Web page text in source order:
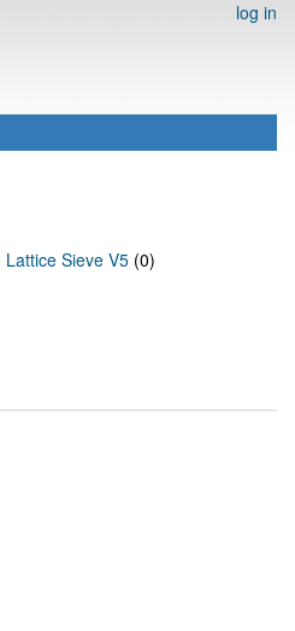
log in
Lattice Sieve V5 (0)